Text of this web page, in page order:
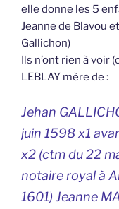
elle donne les 5
Jeanne de Blavou
Gallichon)
Ils n’ont rien à voir
LEBLAY mère de :
Jehan
juin 1598 x1
x2 (ctm du 22
notaire royal à
1601) Jeanne